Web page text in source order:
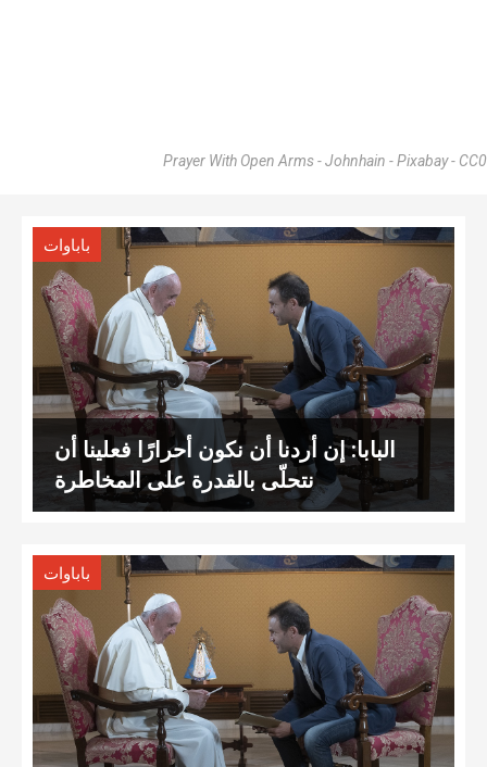
Prayer With Open Arms - Johnhain - Pixabay - CC0
باباوات
البابا: إن أردنا أن نكون أحرارًا فعلينا أن
نتحلّى بالقدرة على المخاطرة
باباوات